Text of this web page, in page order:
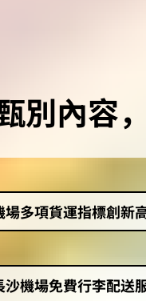
別內容
場多項貨運指標創新
沙機場免費行李配送